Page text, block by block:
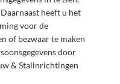
heeft u het
voor de
of bezwaar te maken
door
& Stalinrichtingen